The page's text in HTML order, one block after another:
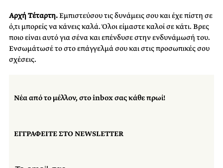
Αρχή Τέταρτη.Εμπιστεύσου τις δυνάμεις σου και έχε πίστη σε
ό,τι μπορείς να κάνεις καλά. Όλοι είμαστε καλοί σε κάτι. Βρες
ποιο είναι αυτό για σένα και επένδυσε στην ενδυνάμωσή του.
Ενσωμάτωσέ το στο επάγγελμά σου και στις προσωπικές σου
σχέσεις.
Νέα από το μέλλον, στο inbox σας κάθε πρωί!
ΕΓΓΡΑΦΕΙΤΕ ΣΤΟ NEWSLETTER